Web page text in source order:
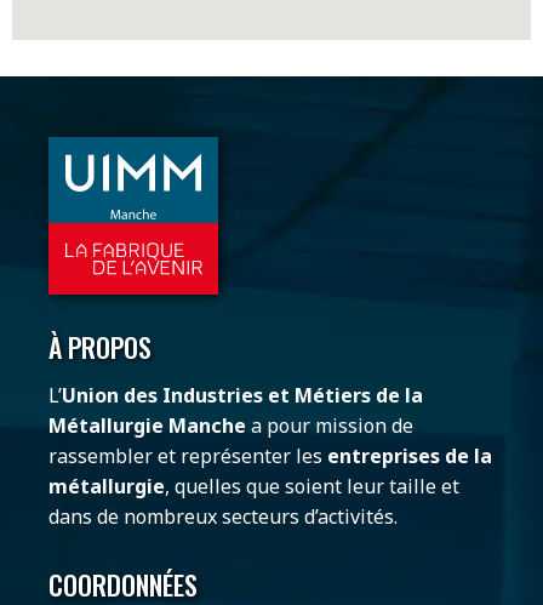
À PROPOS
L’Union des Industries et Métiers de la
Métallurgie Manche a pour mission de
rassembler et représenter les entreprises de la
métallurgie, quelles que soient leur taille et
dans de nombreux secteurs d’activités.
COORDONNÉES